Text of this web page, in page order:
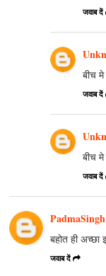
जवाब दें
बीच
जवाब दें
बीच
जवाब दें
PadmaSingh
बहोत ही अच्‍छा
जवाब दें